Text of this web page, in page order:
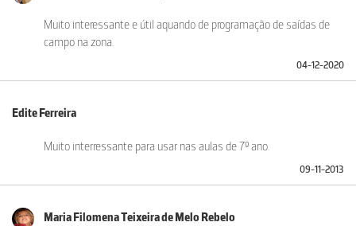
Muito interessante e útil aquando de programação de saídas de
campo na zona.
04-12-2020
Edite Ferreira
Muito interressante para usar nas aulas de 7º ano.
09-11-2013
Maria Filomena Teixeira de Melo Rebelo